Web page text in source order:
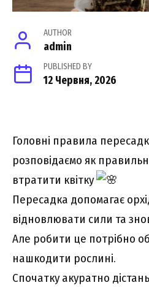
AUTHOR
admin
PUBLISHED BY
12 Червня, 2026
Головні правила
розповідаємо як
втратити квітку
Пересадка допомагає
відновлювати сили та
Але робити це потрібно
нашкодити рослині.
Спочатку акуратно